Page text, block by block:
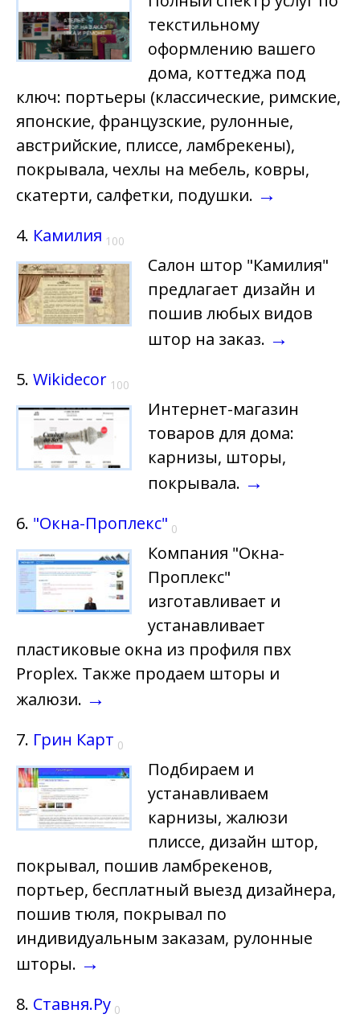
текстильному
оформлению вашего
дома, коттеджа под
ключ: портьеры (классические, римские,
японские, французские, рулонные,
австрийские, плиссе, ламбрекены),
покрывала, чехлы на мебель, ковры,
скатерти, салфетки, подушки. →
4. Камилия 100
Салон штор "Камилия"
предлагает дизайн и
пошив любых видов
штор на заказ. →
5. Wikidecor 100
Интернет-магазин
товаров для дома:
карнизы, шторы,
покрывала. →
6. "Окна-Проплекс" 0
Компания "Окна-
Проплекс"
изготавливает и
устанавливает
пластиковые окна из профиля пвх
Proplex. Также продаем шторы и
жалюзи. →
7. Грин Карт 0
Подбираем и
устанавливаем
карнизы, жалюзи
плиссе, дизайн штор,
покрывал, пошив ламбрекенов,
портьер, бесплатный выезд дизайнера,
пошив тюля, покрывал по
индивидуальным заказам, рулонные
шторы. →
8. Ставня.Ру 0